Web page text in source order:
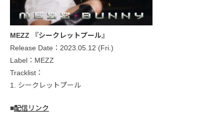
MEZZ 『シークレットプール』
Release Date：2023.05.12 (Fri.)
Label：MEZZ
Tracklist：
1. シークレットプール
■配信リンク